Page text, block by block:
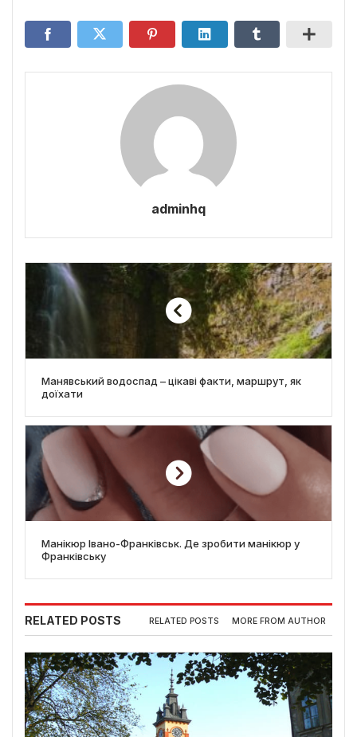
adminhq
Манявський водоспад – цікаві факти, маршрут, як
доїхати
Манікюр Івано-Франківськ. Де зробити манікюр у
Франківську
RELATED POSTS RELATED POSTS MORE FROM AUTHOR